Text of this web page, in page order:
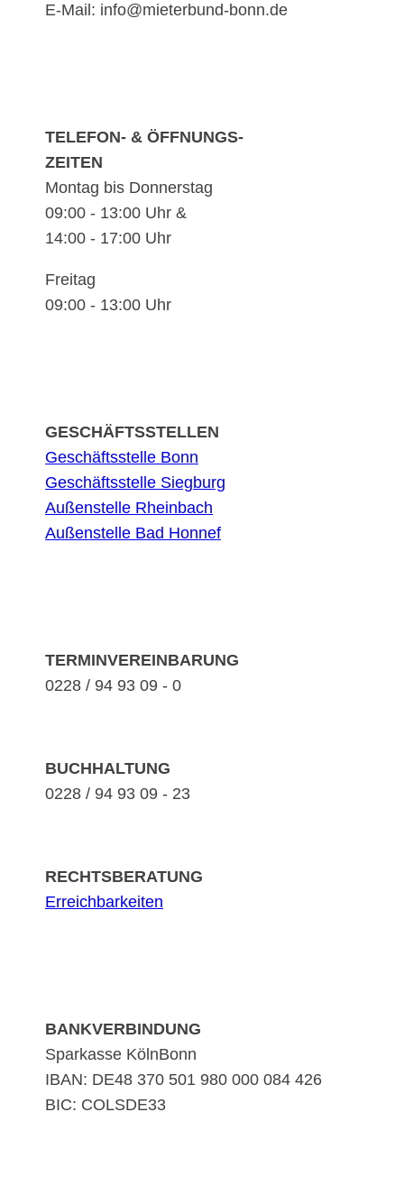
E-Mail: info@mieterbund-bonn.de
TELEFON- & ÖFFNUNGS-
ZEITEN
Montag bis Donnerstag
09:00 - 13:00 Uhr &
14:00 - 17:00 Uhr
Freitag
09:00 - 13:00 Uhr
GESCHÄFTSSTELLEN
Geschäftsstelle Bonn
Geschäftsstelle Siegburg
Außenstelle Rheinbach
Außenstelle Bad Honnef
TERMINVEREINBARUNG
0228 / 94 93 09 - 0
BUCHHALTUNG
0228 / 94 93 09 - 23
RECHTSBERATUNG
Erreichbarkeiten
BANKVERBINDUNG
Sparkasse KölnBonn
IBAN: DE48 370 501 980 000 084 426
BIC: COLSDE33